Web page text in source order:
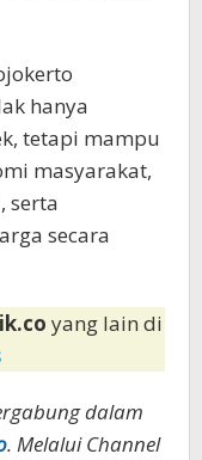
hanya
tetapi mampu
masyarakat,
serta
secara
yang lain di
dalam
. Melalui Channel